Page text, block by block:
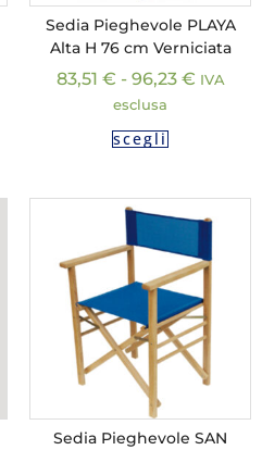
Sedia Pieghevole PLAYA
Alta H 76 cm Verniciata
83,51 € - 96,23 € IVA
esclusa
scegli
Sedia Pieghevole SAN